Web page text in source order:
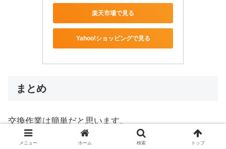
楽天市場で見る
Yahoo!ショッピングで見る
まとめ
交換作業は簡単だと思います。
メニュー ホーム 検索 トップ